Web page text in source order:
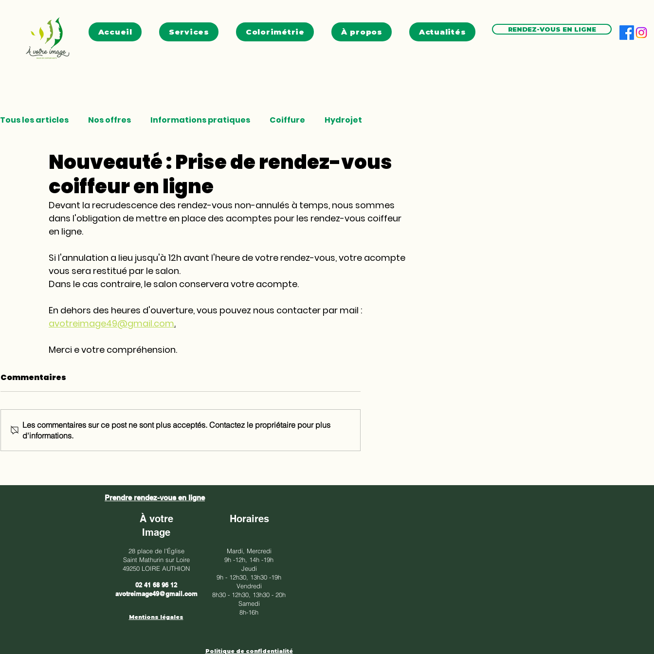
Accueil Services Colorimétrie À propos Actualités RENDEZ-VOUS EN LIGNE
Tous les articles Nos offres Informations pratiques Coiffure Hydrojet
Nouveauté : Prise de rendez-vous
coiffeur en ligne
Devant la recrudescence des rendez-vous non-annulés à temps, nous sommes
dans l'obligation de mettre en place des acomptes pour les rendez-vous coiffeur
en ligne.
Si l'annulation a lieu jusqu'à 12h avant l'heure de votre rendez-vous, votre acompte
vous sera restitué par le salon.
Dans le cas contraire, le salon conservera votre acompte.
En dehors des heures d'ouverture, vous pouvez nous contacter par mail :
avotreimage49@gmail.com.
Merci e votre compréhension.
Commentaires
Les commentaires sur ce post ne sont plus acceptés. Contactez le propriétaire pour plus
d'informations.
Prendre rendez-vous en ligne
À votre
Image
Horaires
28 place de l'Église
Saint Mathurin sur Loire
49250 LOIRE AUTHION
Mardi, Mercredi
9h -12h, 14h -19h​​
Jeudi
​9h - 12h30, 13h30 -19h​
Vendredi
​8h30 - 12h30, 13h30 - 20h​
Samedi
8h-16h
02 41 68 96 12
avotreimage49@gmail.com
Mentions légales
Politique de confidentialité